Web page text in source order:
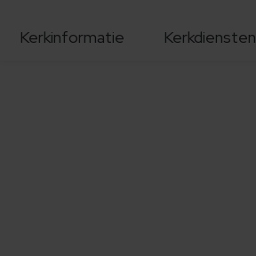
Kerkinformatie Kerkdiensten